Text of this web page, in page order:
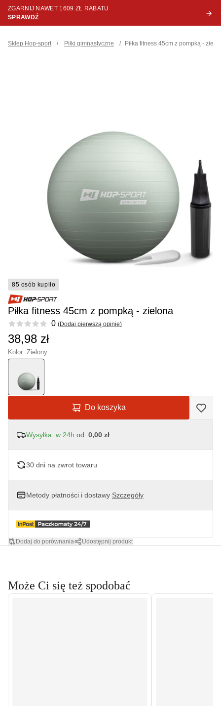
ZGARNIJ NAWET 1609 ZŁ RABATU
SPRAWDŹ
Sklep Hop-sport / Piłki gimnastyczne / Piłka fitness 45cm z pompką -
85 osób kupiło
Piłka fitness 45cm z pompką - zielona
Reviews 0 (Dodaj pierwszą opinie)
38,98 zł
Kolor: Zielony
Do koszyka
Wysyłka: w 24h od: 0,00 zł
30 dni na zwrot towaru
Metody płatności i dostawy Szczegóły
Dodaj do porównania Udostępnij produkt
Może Ci się też spodobać